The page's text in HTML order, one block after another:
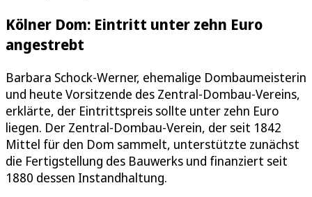
Kölner Dom: Eintritt unter zehn Euro
angestrebt
Barbara Schock-Werner, ehemalige Dombaumeisterin
und heute Vorsitzende des Zentral-Dombau-Vereins,
erklärte, der Eintrittspreis sollte unter zehn Euro
liegen. Der Zentral-Dombau-Verein, der seit 1842
Mittel für den Dom sammelt, unterstützte zunächst
die Fertigstellung des Bauwerks und finanziert seit
1880 dessen Instandhaltung.